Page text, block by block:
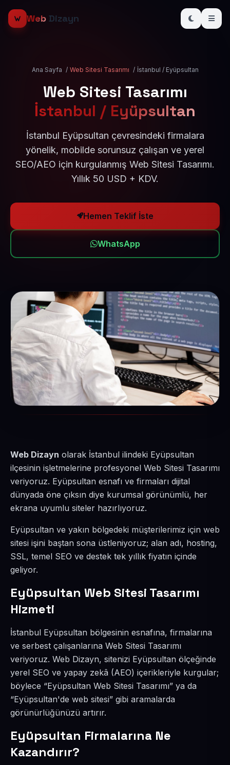
Web Dizayn
Ana Sayfa / Web Sitesi Tasarımı / İstanbul / Eyüpsultan
Web Sitesi Tasarımı
İstanbul / Eyüpsultan
İstanbul Eyüpsultan çevresindeki firmalara
yönelik, mobilde sorunsuz çalışan ve yerel
SEO/AEO için kurgulanmış Web Sitesi Tasarımı.
Yıllık 50 USD + KDV.
Hemen Teklif İste
WhatsApp
Web Dizayn olarak İstanbul ilindeki Eyüpsultan
ilçesinin işletmelerine profesyonel Web Sitesi Tasarımı
veriyoruz. Eyüpsultan esnafı ve firmaları dijital
dünyada öne çıksın diye kurumsal görünümlü, her
ekrana uyumlu siteler hazırlıyoruz.
Eyüpsultan ve yakın bölgedeki müşterilerimiz için web
sitesi işini baştan sona üstleniyoruz; alan adı, hosting,
SSL, temel SEO ve destek tek yıllık fiyatın içinde
geliyor.
Eyüpsultan Web Sitesi Tasarımı
Hizmeti
İstanbul Eyüpsultan bölgesinin esnafına, firmalarına
ve serbest çalışanlarına Web Sitesi Tasarımı
veriyoruz. Web Dizayn, sitenizi Eyüpsultan ölçeğinde
yerel SEO ve yapay zekâ (AEO) içerikleriyle kurgular;
böylece “Eyüpsultan Web Sitesi Tasarımı” ya da
“Eyüpsultan'de web sitesi” gibi aramalarda
görünürlüğünüzü artırır.
Eyüpsultan Firmalarına Ne
Kazandırır?